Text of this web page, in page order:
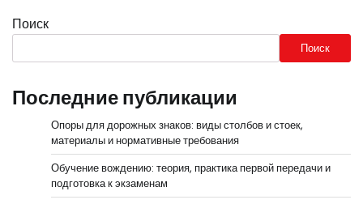
Поиск
Поиск
Последние публикации
Опоры для дорожных знаков: виды столбов и стоек,
материалы и нормативные требования
Обучение вождению: теория, практика первой передачи и
подготовка к экзаменам